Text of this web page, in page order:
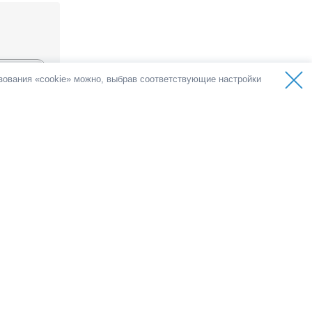
«cookie» можно, выбрав соответствующие настройки